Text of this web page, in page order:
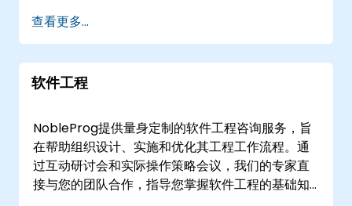
参与”或“线下实时部署”两种形式。远程实时参与通
过交互式远程桌面环境进行，无论身处何地，都能
实现无缝协作。线下实时部署可以在您的设施或
NobleProg企业中心直接执行，以便深入分析并立
本地咨询合作伙伴
查看更多...
软件工程
NobleProg提供量身定制的软件工程咨询服务，旨
在帮助组织设计、实施和优化其工程工作流程。通
过互动研讨会和实际操作策略会议，我们的专家直
接与您的团队合作，指导您掌握软件工程的基础知